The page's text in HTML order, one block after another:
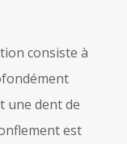
consiste à
une dent de
est